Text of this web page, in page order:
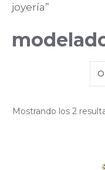
joyería”
Mostrando los 2